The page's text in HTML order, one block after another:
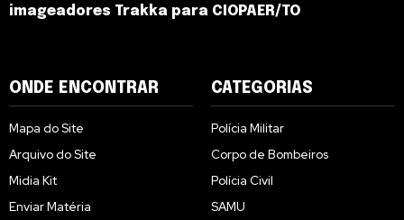
imageadores Trakka para CIOPAER/TO
ONDE ENCONTRAR
Mapa do Site
Arquivo do Site
Midia Kit
Enviar Matéria
CATEGORIAS
Polícia Militar
Corpo de Bombeiros
Polícia Civil
SAMU